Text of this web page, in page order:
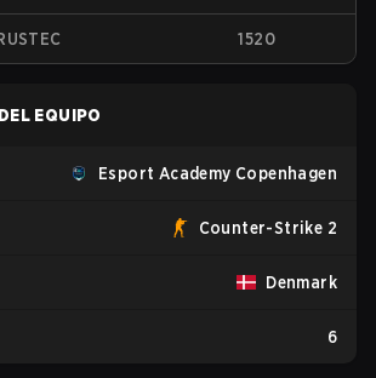
1520
EQUIPO
Esport Academy Copenhagen
Counter-Strike 2
Denmark
6